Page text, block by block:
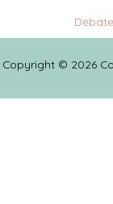
Copyright © 2026